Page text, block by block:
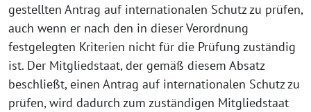
gestellten Antrag auf internationalen Schutz zu prüfen,
auch wenn er nach den in dieser Verordnung
festgelegten Kriterien nicht für die Prüfung zuständig
ist. Der Mitgliedstaat, der gemäß diesem Absatz
beschließt, einen Antrag auf internationalen Schutz zu
prüfen, wird dadurch zum zuständigen Mitgliedstaat